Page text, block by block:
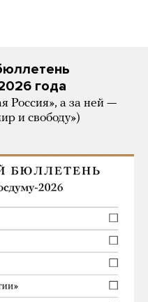
года
Россия», а за ней —
и свободу»)